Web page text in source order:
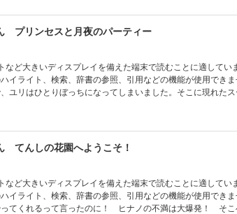
ナニーさんは、魔女だったのです！
プリンセスと月夜のパーティー
など大きいディスプレイを備えた端末で読むことに適してい
ト、検索、辞書の参照、引用などの機能が使用できません。 ユリのママは
ユリはひとりぼっちになってしまいました。そこに現れた
てんしの花園へようこそ！
など大きいディスプレイを備えた端末で読むことに適してい
イト、検索、辞書の参照、引用などの機能が使用できません。 ママが外国
てくれるって言ったのに！ ヒナノの不満は大爆発！ そこ